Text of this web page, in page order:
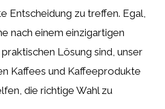
Entscheidung zu treffen. Egal,
nach einem einzigartigen
Lösung sind, unser
Kaffees und Kaffeeprodukte
die richtige Wahl zu